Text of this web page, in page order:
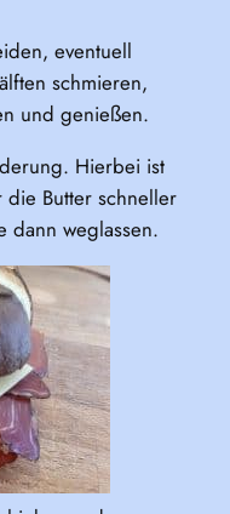
eventuell
schmieren,
und genießen.
Hierbei ist
die Butter schneller
dann weglassen.